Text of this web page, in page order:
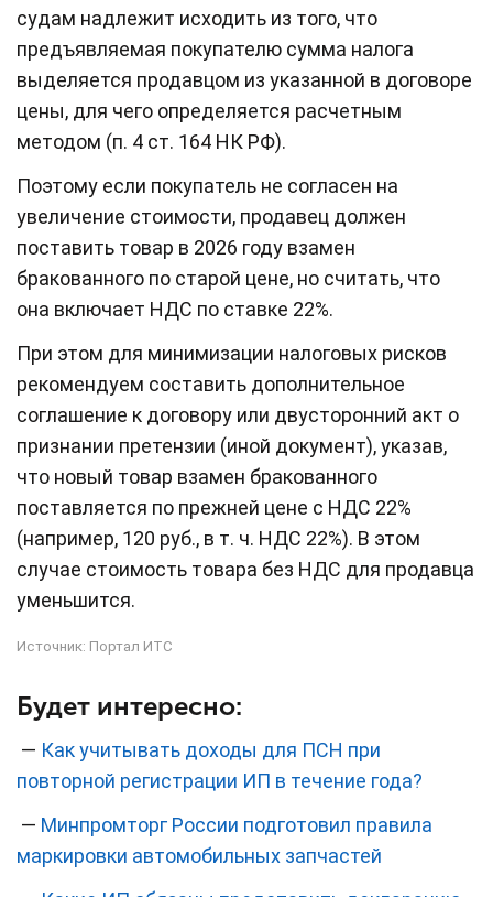
судам надлежит исходить из того, что
предъявляемая покупателю сумма налога
выделяется продавцом из указанной в договоре
цены, для чего определяется расчетным
методом (п. 4 ст. 164 НК РФ).
Поэтому если покупатель не согласен на
увеличение стоимости, продавец должен
поставить товар в 2026 году взамен
бракованного по старой цене, но считать, что
она включает НДС по ставке 22%.
При этом для минимизации налоговых рисков
рекомендуем составить дополнительное
соглашение к договору или двусторонний акт о
признании претензии (иной документ), указав,
что новый товар взамен бракованного
поставляется по прежней цене с НДС 22%
(например, 120 руб., в т. ч. НДС 22%). В этом
случае стоимость товара без НДС для продавца
уменьшится.
Источник: Портал ИТС
Будет интересно:
— Как учитывать доходы для ПСН при
повторной регистрации ИП в течение года?
— Минпромторг России подготовил правила
маркировки автомобильных запчастей